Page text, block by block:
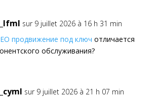
sur 9 juillet 2026 à 16 h 31 min
продвижение под ключ отличается
обслуживания?
sur 9 juillet 2026 à 21 h 07 min